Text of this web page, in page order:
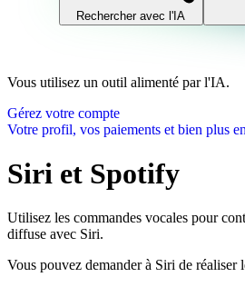
Rechercher avec l'IA
Vous utilisez un outil alimenté par l'IA.
Gérez votre compte
Votre profil, vos paiements et bien plus
Siri et Spotify
Utilisez les commandes vocales pour
diffuse avec Siri.
Vous pouvez demander à Siri de réaliser